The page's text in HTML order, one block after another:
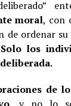
moral, con
de ordenar su
Solo los
de